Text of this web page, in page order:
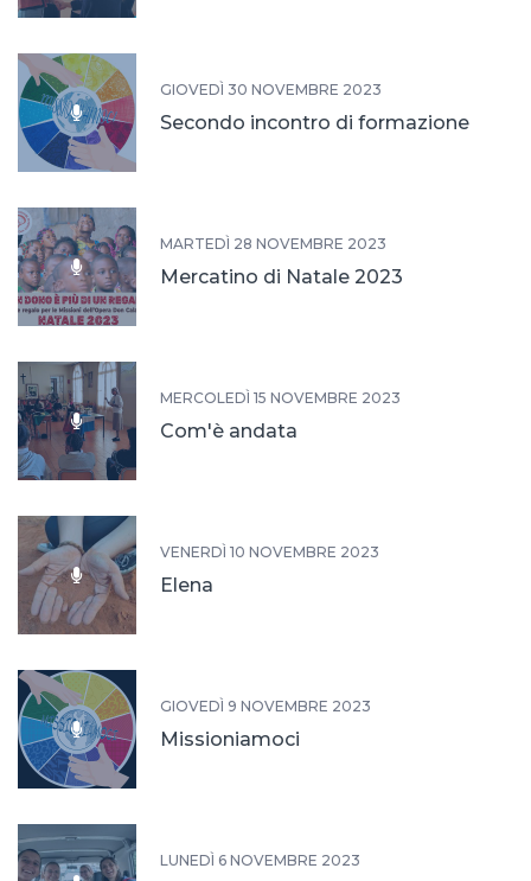
GIOVEDÌ 30 NOVEMBRE 2023
Secondo incontro di formazione
MARTEDÌ 28 NOVEMBRE 2023
Mercatino di Natale 2023
MERCOLEDÌ 15 NOVEMBRE 2023
Com'è andata
VENERDÌ 10 NOVEMBRE 2023
Elena
GIOVEDÌ 9 NOVEMBRE 2023
Missioniamoci
LUNEDÌ 6 NOVEMBRE 2023